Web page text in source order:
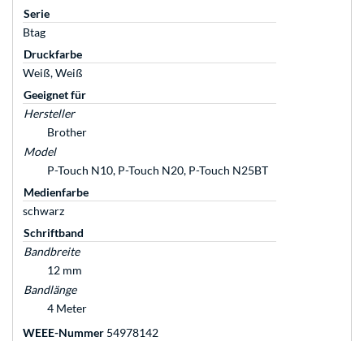
Serie
Btag
Druckfarbe
Weiß, Weiß
Geeignet für
Hersteller
Brother
Model
P-Touch N10, P-Touch N20, P-Touch N25BT
Medienfarbe
schwarz
Schriftband
Bandbreite
12 mm
Bandlänge
4 Meter
WEEE-Nummer 54978142